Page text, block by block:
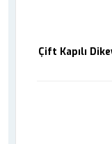
Çift Kapılı